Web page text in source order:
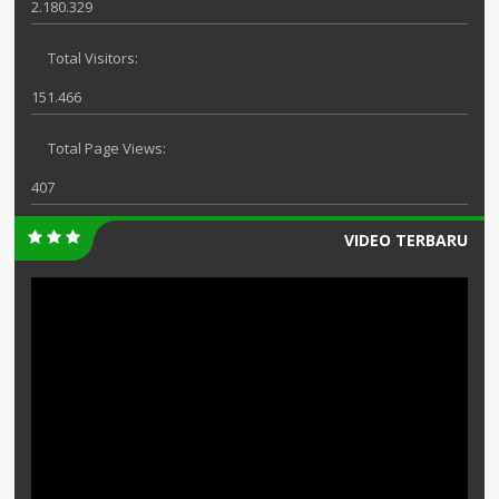
2.180.329
Total Visitors:
151.466
Total Page Views:
407
VIDEO TERBARU